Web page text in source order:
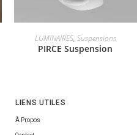
LUMINAIRES, Suspensions
PIRCE Suspension
LIENS UTILES
À Propos